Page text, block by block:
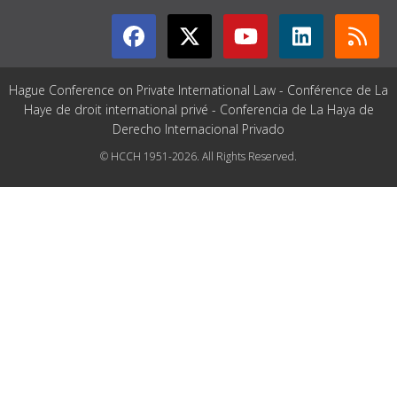
Hague Conference on Private International Law - Conférence de La
Haye de droit international privé - Conferencia de La Haya de
Derecho Internacional Privado
© HCCH 1951-2026. All Rights Reserved.